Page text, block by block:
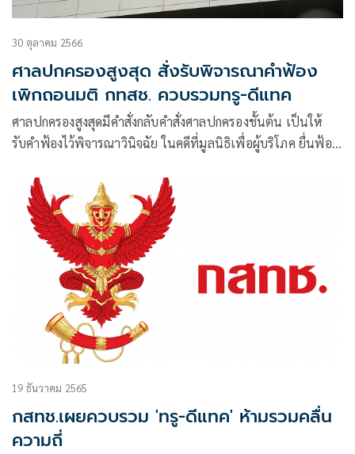
30 ตุลาคม 2566
ศาลปกครองสูงสุด สั่งรับพิจารณาคำฟ้อง
เพิกถอนมติ กทสช. ควบรวมทรู-ดีแทค
ศาลปกครองสูงสุดมีคำสั่งกลับคำสั่งศาลปกครองชั้นต้น เป็นให้
รับคำฟ้องไว้พิจารณาวินิจฉัย ในคดีที่มูลนิธิเพื่อผู้บริโภค ยื่นฟ้อง
โทรคมนาคมแห่งชาติ (กสทช.) สำนักงาน กสทช. กรณีขอให้เพิก
ถอนมติ
19 ธันวาคม 2565
กสทช.เผยควบรวม 'ทรู-ดีแทค' ห้ามรวมคลื่น
ความถี่